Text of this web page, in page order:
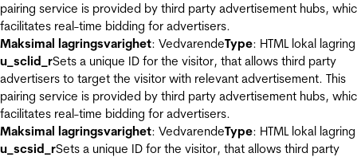
pairing service is provided by third party advertisement hubs,
facilitates real-time bidding for advertisers.
Maksimal lagringsvarighet: VedvarendeType: HTML lokal lagring
u_sclid_rSets a unique ID for the visitor, that allows third party
advertisers to target the visitor with relevant advertisement. This
pairing service is provided by third party advertisement hubs,
facilitates real-time bidding for advertisers.
Maksimal lagringsvarighet: VedvarendeType: HTML lokal lagring
u_scsid_rSets a unique ID for the visitor, that allows third party